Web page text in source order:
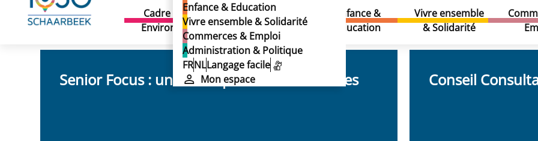
Enfance & Education
Vivre ensemble & Solidarité
Commerces & Emploi
Administration & Politique
FRNLLangage facile
Mon espace
Cadre de vie &
Environnement
Culture & Loisirs
Enfance &
Education
Vivre ensemble
& Solidarité
Dernière mise à jour: 27/01/2025
Senior Focus : une boîte pour sauver des vies Conseil